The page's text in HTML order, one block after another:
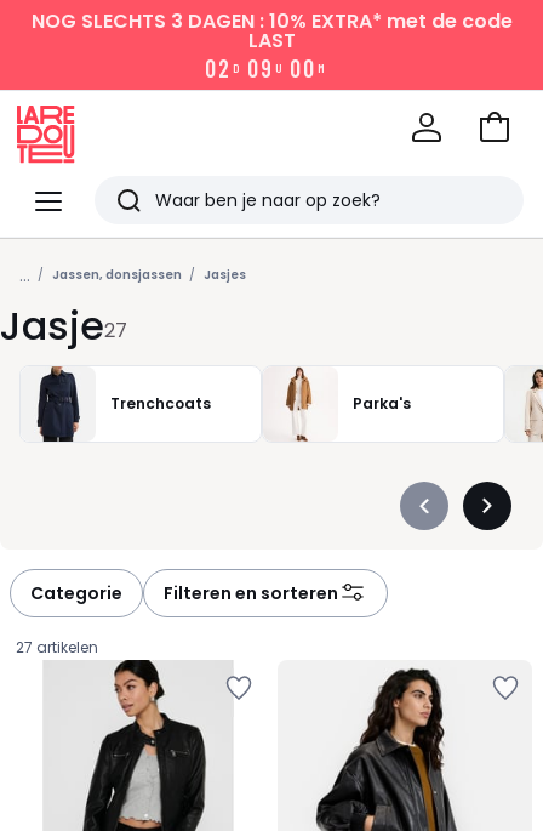
NOG SLECHTS 3 DAGEN : 10% EXTRA* met de code
LAST
02 D 09 U 00 M
Menu
Redoute
Zoeken
Laatst
bekeken
Naar
... Jassen, donsjassen Jasjes
Jasje27
Trenchcoats Parka's
Précédent
Categorie Filteren en sorteren
27 artikelen